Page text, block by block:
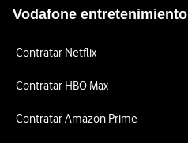
Vodafone entretenimiento
Contratar Netflix
Contratar HBO Max
Contratar Amazon Prime